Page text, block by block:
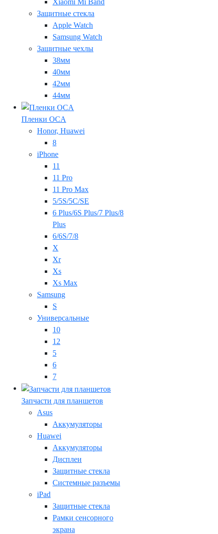
Xiaomi Mi Band
Защитные стекла
Apple Watch
Samsung Watch
Защитные чехлы
38мм
40мм
42мм
44мм
Пленки OCA
Honor, Huawei
8
iPhone
11
11 Pro
11 Pro Max
5/5S/5C/SE
6 Plus/6S Plus/7 Plus/8
Plus
6/6S/7/8
X
Xr
Xs
Xs Max
Samsung
S
Универсальные
10
12
5
6
7
Запчасти для планшетов
Asus
Аккумуляторы
Huawei
Аккумуляторы
Дисплеи
Защитные стекла
Системные разъемы
iPad
Защитные стекла
Рамки сенсорного
экрана